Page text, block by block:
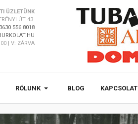
ÜZLETÜNK
ÚT 43.
556 8018
| V: ZÁRVA
RÓLUNK BLOG KAPCSOLAT